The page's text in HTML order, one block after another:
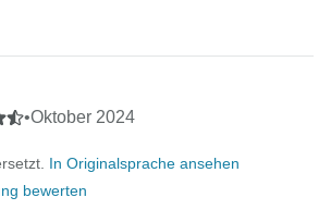
schön wäre, aber wie Sie schon
rasante Abenteuer darauf
der Garden Route
wir auch 5-tägige, 7-tägige und sogar
Touren an, bei denen Sie mehr
•Oktober 2024
In Originalsprache ansehen
bewerten